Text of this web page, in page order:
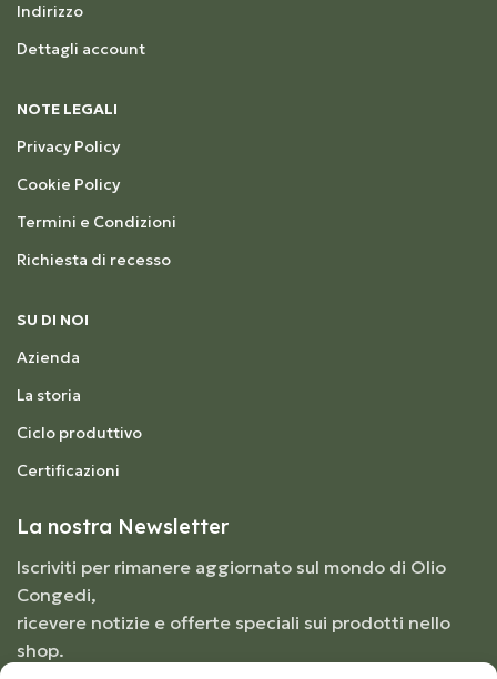
Indirizzo
Dettagli account
NOTE LEGALI
Privacy Policy
Cookie Policy
Termini e Condizioni
Richiesta di recesso
SU DI NOI
Azienda
La storia
Ciclo produttivo
Certificazioni
La nostra Newsletter
Iscriviti per rimanere aggiornato sul mondo di Olio
Congedi,
ricevere notizie e offerte speciali sui prodotti nello
shop.